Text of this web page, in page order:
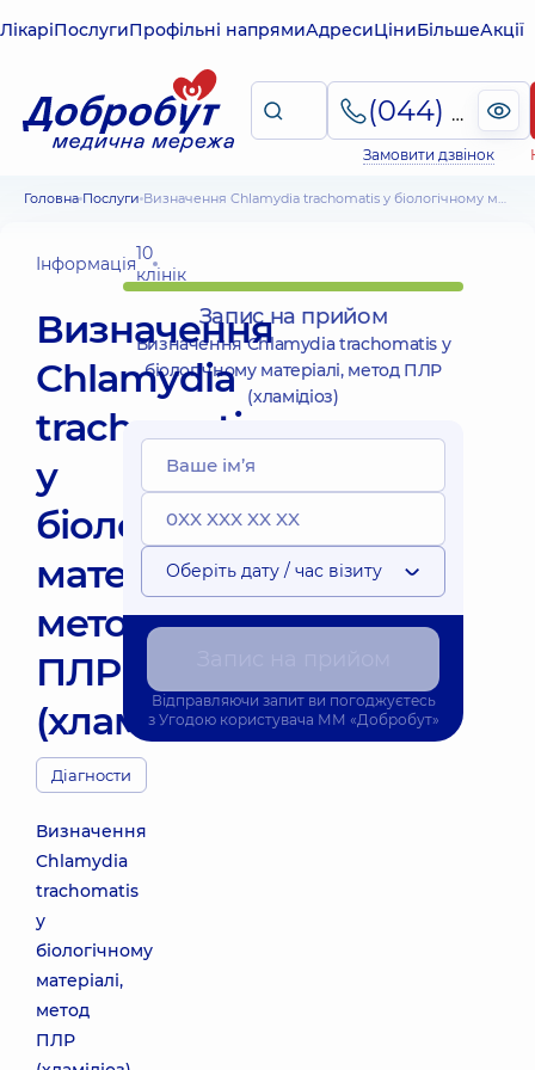
ЛікаріПослугиПрофільні напрямиАдресиЦіниБільшеАкції
(044) 495-2-888
Замовити дзвінок
Головна Послуги Визначення Chlamydia trachomatis у біологічному матеріалі, метод ПЛР (хламідіоз)
Інформація10
клінік
Визначення
Chlamydia
trachomatis
у
біологічному
матеріалі,
метод
ПЛР
(хламідіоз)
Діагности
Визначення
Chlamydia
trachomatis
у
біологічному
матеріалі,
метод
ПЛР
Запис на прийом
Визначення Chlamydia trachomatis у
біологічному матеріалі, метод ПЛР
(хламідіоз)
Оберіть дату / час візиту
Відправляючи запит ви погоджуєтесь
з Угодою користувача ММ «Добробут»